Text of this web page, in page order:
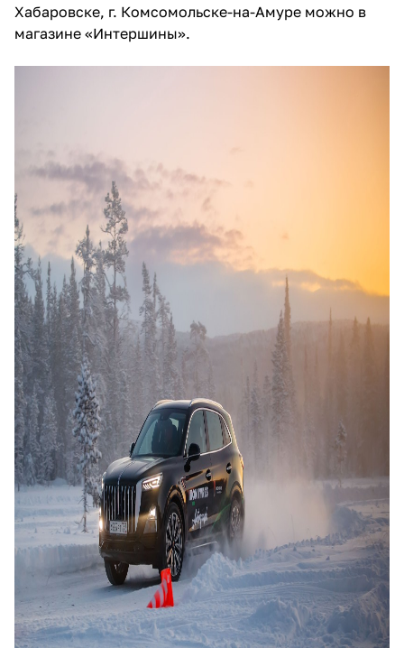
Хабаровске, г. Комсомольске-на-Амуре можно в
магазине «Интершины».